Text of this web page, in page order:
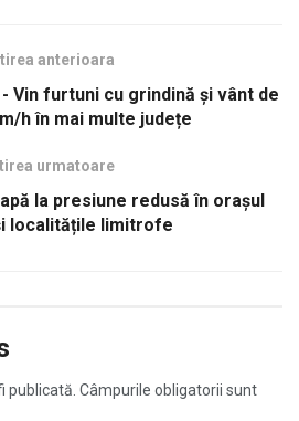
anterioara
Vin furtuni cu grindină și vânt de
h în mai multe județe
urmatoare
la presiune redusă în orașul
localitățile limitrofe
publicată. Câmpurile obligatorii sunt